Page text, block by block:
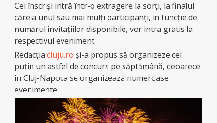
Cei înscrişi intră într-o extragere la sorţi, la finalul
căreia unul sau mai mulţi participanţi, în funcţie de
numărul invitaţiilor disponibile, vor intra gratis la
respectivul eveniment.
Redacţia cluju.ro şi-a propus să organizeze cel
puţin un astfel de concurs pe săptămână, deoarece
în Cluj-Napoca se organizează numeroase
evenimente.